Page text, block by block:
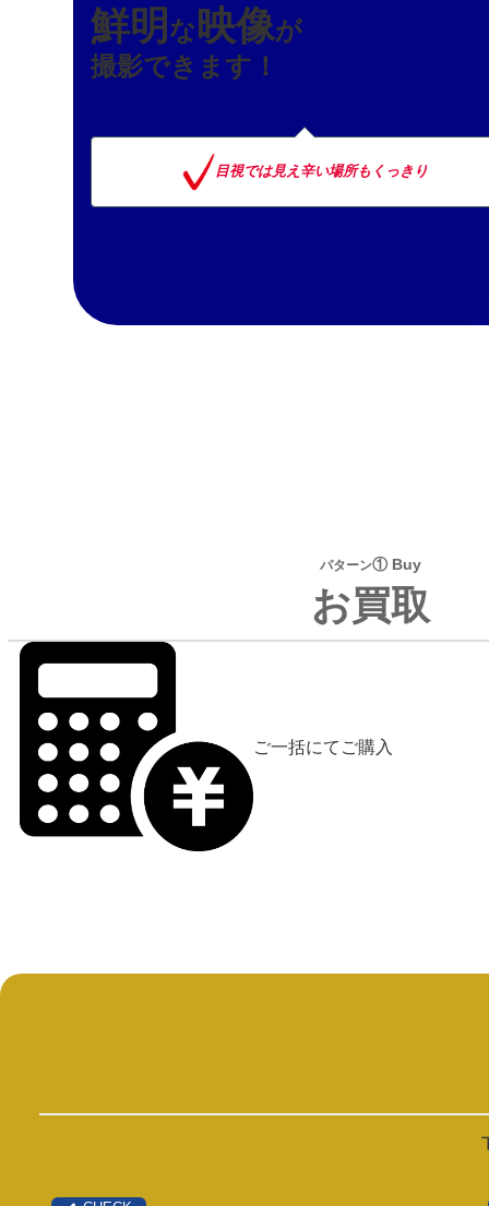
鮮明 な 映像が
撮影できます！
目視では見え辛い場所もくっきり
パターン① Buy
お買取
ご一括にてご購入